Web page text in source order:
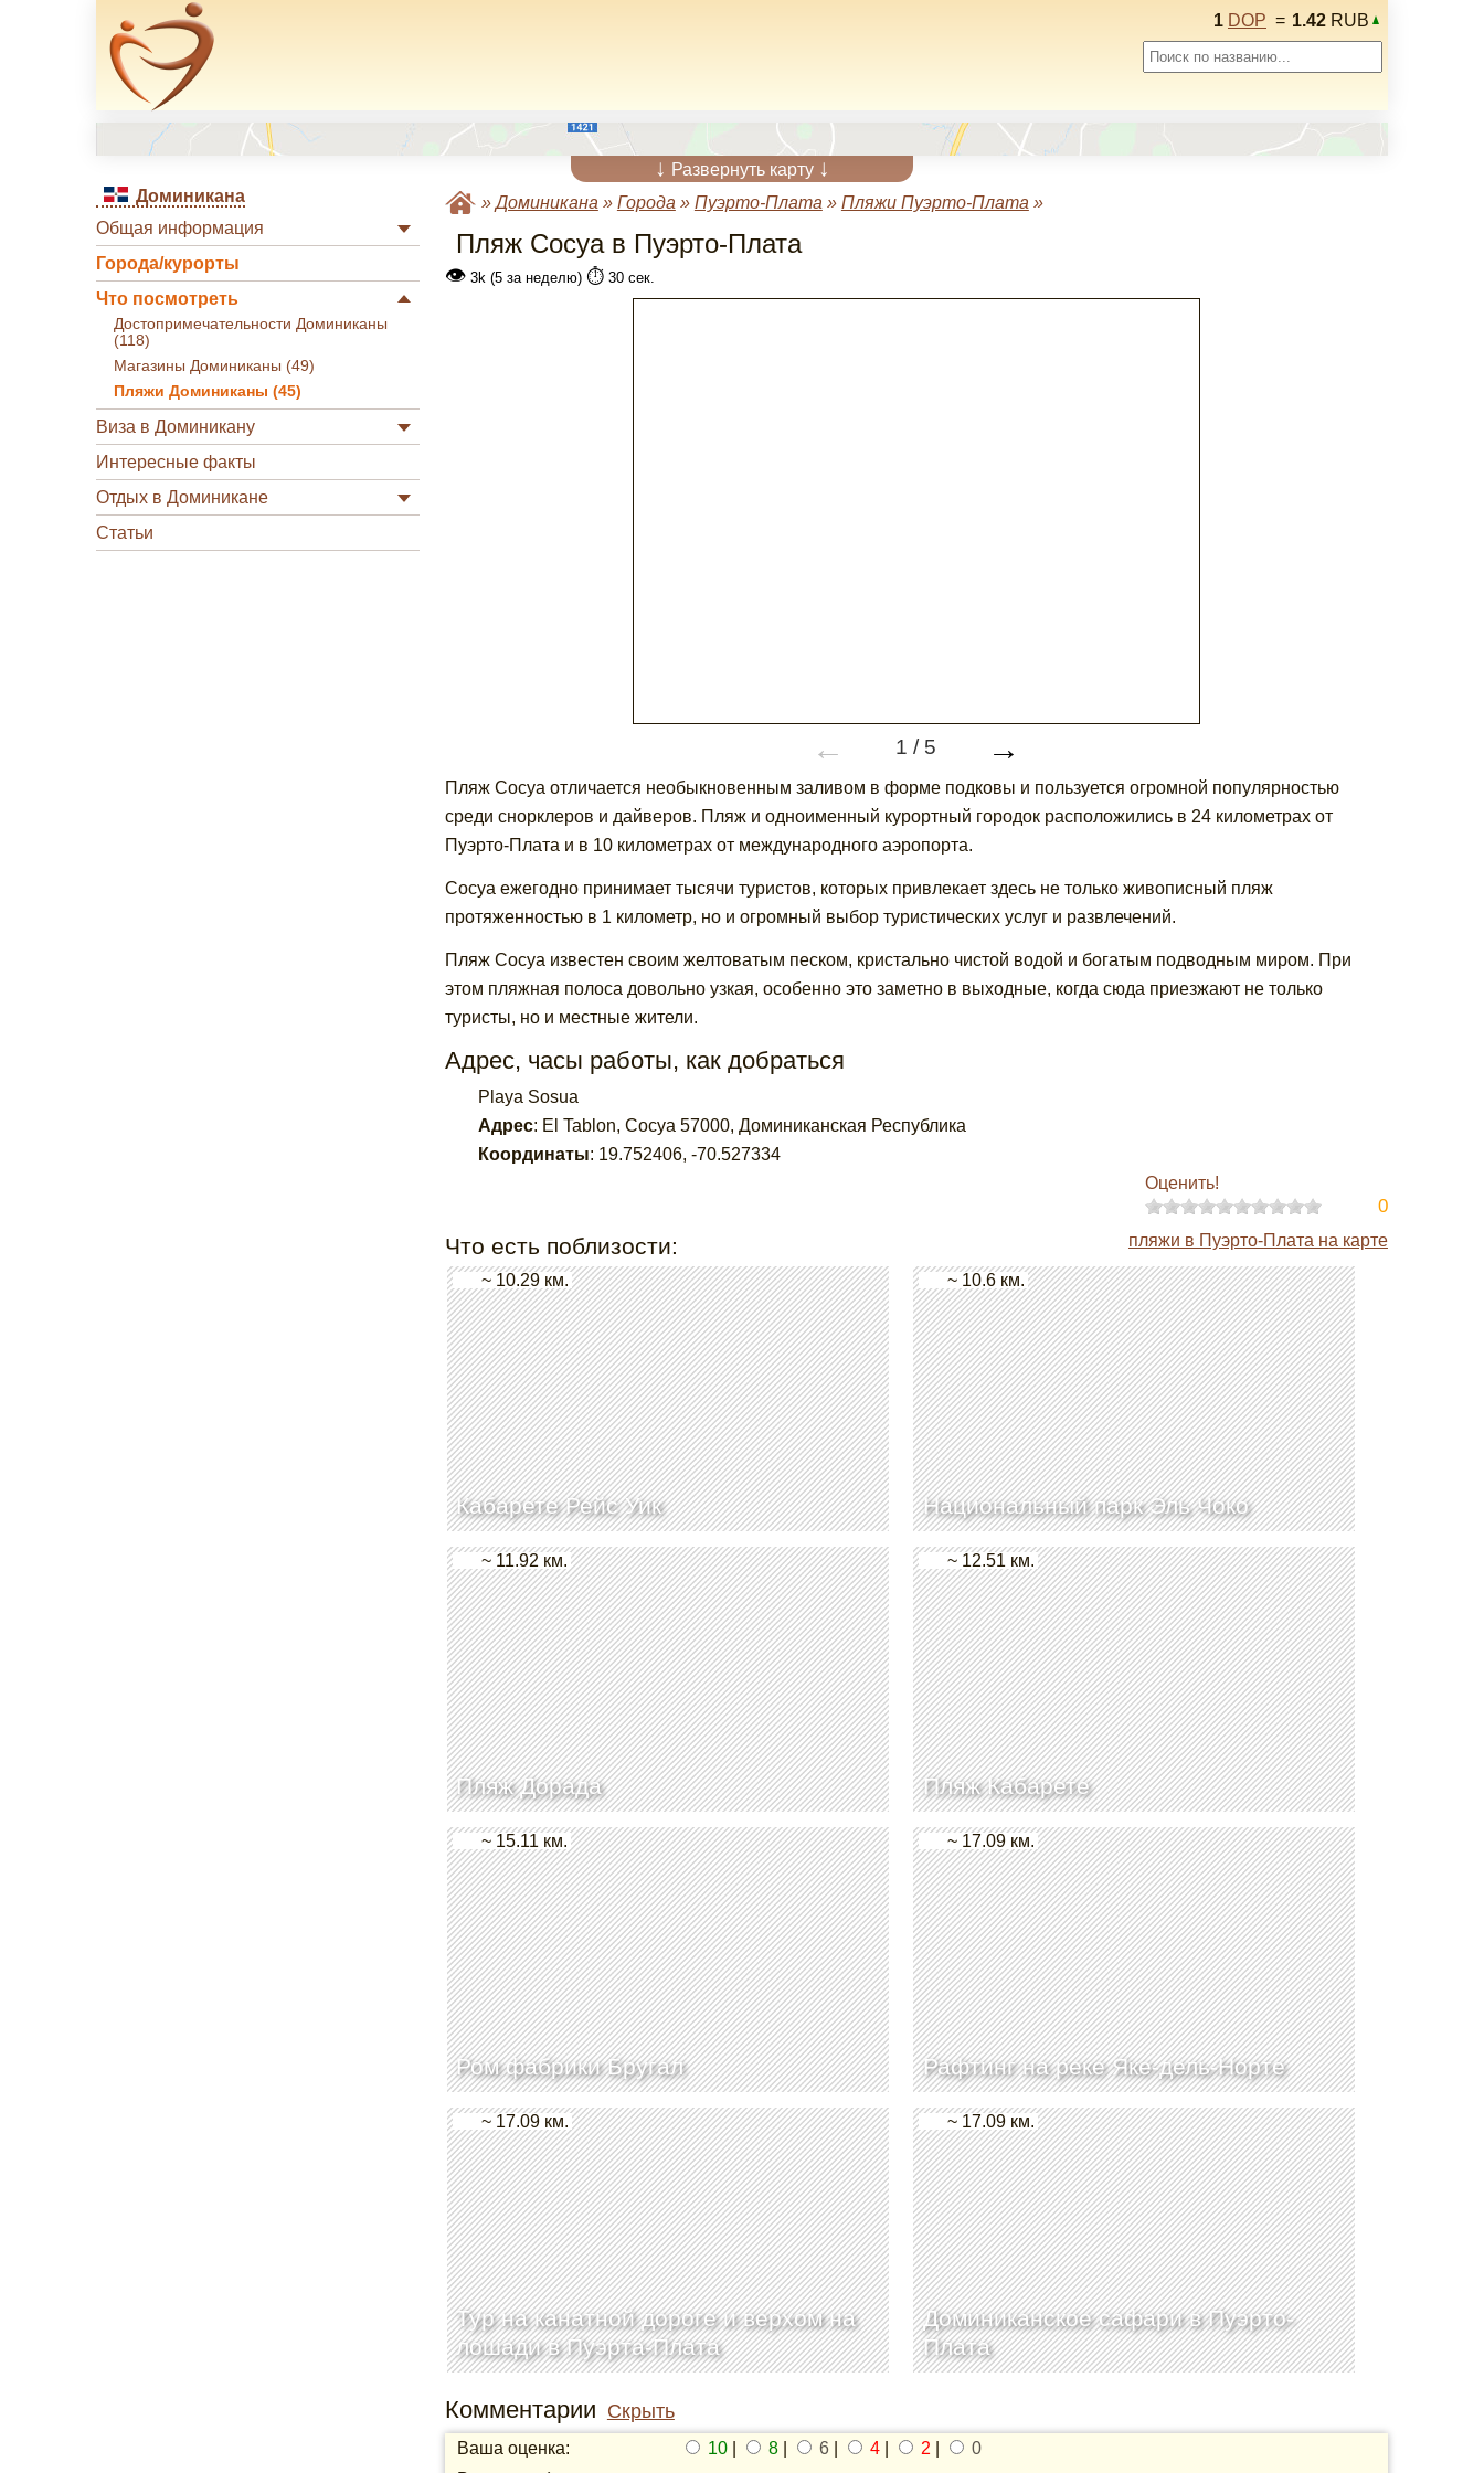
1 DOP = 1.42 RUB
↓ Развернуть карту ↓
Доминикана
Общая информация
Города/курорты
Что посмотреть
Достопримечательности Доминиканы
(118)
Магазины Доминиканы (49)
Пляжи Доминиканы (45)
Виза в Доминикану
Интересные факты
Отдых в Доминикане
Статьи
»Доминикана » Города » Пуэрто-Плата » Пляжи Пуэрто-Плата »
Пляж Сосуа в Пуэрто-Плата
👁3k (5 за неделю) ⏱️30 сек.
← 1 / 5 →
Пляж Сосуа отличается необыкновенным заливом в форме подковы и пользуется огромной популярностью
среди снорклеров и дайверов. Пляж и одноименный курортный городок расположились в 24 километрах от
Пуэрто-Плата и в 10 километрах от международного аэропорта.
Сосуа ежегодно принимает тысячи туристов, которых привлекает здесь не только живописный пляж
протяженностью в 1 километр, но и огромный выбор туристических услуг и развлечений.
Пляж Сосуа известен своим желтоватым песком, кристально чистой водой и богатым подводным миром. При
этом пляжная полоса довольно узкая, особенно это заметно в выходные, когда сюда приезжают не только
туристы, но и местные жители.
Адрес, часы работы, как добраться
Playa Sosua
Адрес: El Tablon, Сосуа 57000, Доминиканская Республика
Координаты: 19.752406, -70.527334
Оценить!
0
Что есть поблизости: пляжи в Пуэрто-Плата на карте
Кабарете Рейс Уик
~ 10.29 км.
Национальный парк Эль Чоко
~ 10.6 км.
Пляж Дорада
~ 11.92 км.
Пляж Кабарете
~ 12.51 км.
Ром фабрики Бругал
~ 15.11 км.
Рафтинг на реке Яке-дель-Норте
~ 17.09 км.
Тур на канатной дороге и верхом на
лошади в Пуэрта-Плата
~ 17.09 км.
Доминиканское сафари в Пуэрто-
Плата
~ 17.09 км.
Комментарии Скрыть
Ваша оценка: 10| 8| 6| 4| 2
0